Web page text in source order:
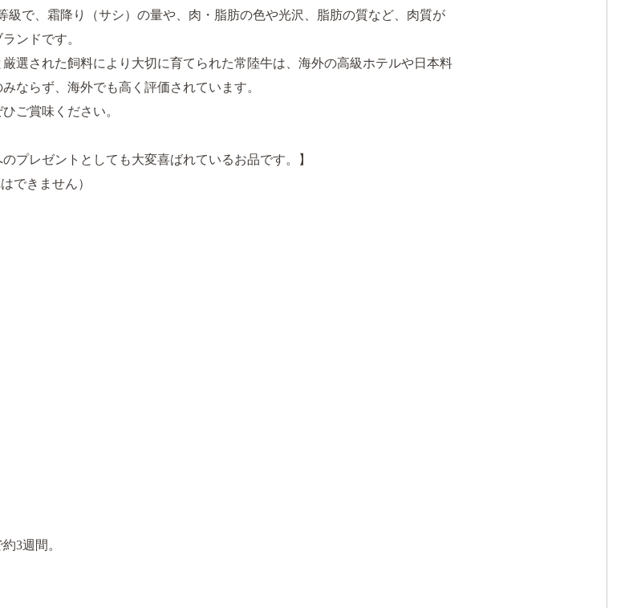
で、霜降り（サシ）の量や、肉・脂肪の色や光沢、脂肪の質など、肉質が
ンドです。
選された飼料により大切に育てられた常陸牛は、海外の高級ホテルや日本料
ならず、海外でも高く評価されています。
ご賞味ください。
プレゼントとしても大変喜ばれているお品です。】
できません）
3週間。